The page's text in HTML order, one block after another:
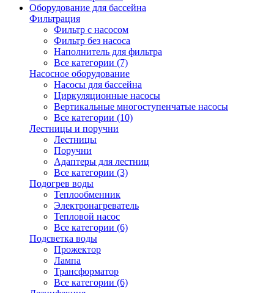
Оборудование для бассейна
Фильтрация
Фильтр с насосом
Фильтр без насоса
Наполнитель для фильтра
Все категории (7)
Насосное оборудование
Насосы для бассейна
Циркуляционные насосы
Вертикальные многоступенчатые насосы
Все категории (10)
Лестницы и поручни
Лестницы
Поручни
Адаптеры для лестниц
Все категории (3)
Подогрев воды
Теплообменник
Электронагреватель
Тепловой насос
Все категории (6)
Подсветка воды
Прожектор
Лампа
Трансформатор
Все категории (6)